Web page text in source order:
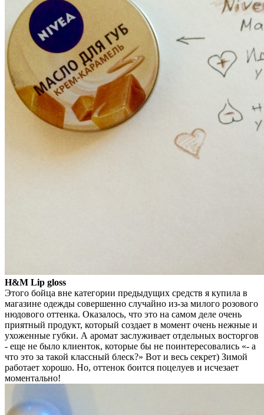
H&M Lip gloss
Этого бойца вне категории предыдущих средств я купила в
магазине одежды совершенно случайно из-за милого розового
нюдового оттенка. Оказалось, что это на самом деле очень
приятный продукт, который создает в момент очень нежные и
ухоженные губки. А аромат заслуживает отдельных восторгов
- еще не было клиенток, которые бы не поинтересовались «- а
что это за такой классный блеск?» Вот и весь секрет) Зимой
работает хорошо. Но, оттенок боится поцелуев и исчезает
моментально!